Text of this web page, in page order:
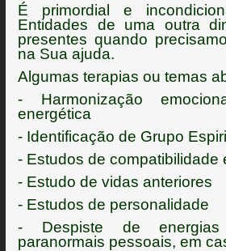
É primordial e
Entidades de uma outra
presentes quando
na Sua ajuda.
Algumas terapias ou temas
- Harmonização
energética
- Identificação de Grupo
- Estudos de compatibilidade
- Estudo de vidas anteriores
- Estudos de personalidade
- Despiste de
paranormais pessoais, em